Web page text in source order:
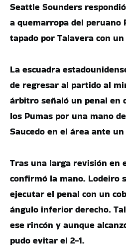
Seattle Sounders
a quemarropa del peruano
tapado por Talavera con
La escuadra
de regresar al partido al
árbitro señaló un penal en
los Pumas por una mano
Saucedo en el área ante
Tras una larga revisión en
confirmó la mano. Lodeiro
ejecutar el penal con un
ángulo inferior derecho.
ese rincón y aunque
pudo evitar el 2-1.